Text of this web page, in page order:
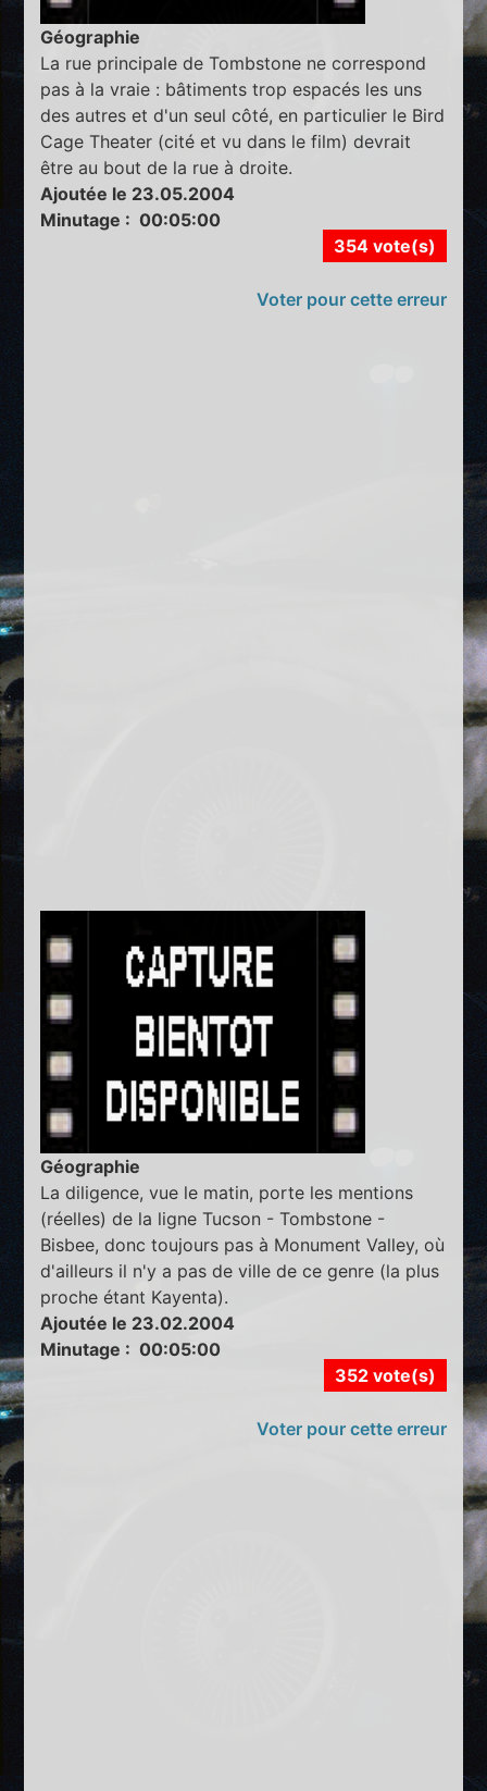
Géographie
La rue principale de Tombstone ne correspond
pas à la vraie : bâtiments trop espacés les uns
des autres et d'un seul côté, en particulier le Bird
Cage Theater (cité et vu dans le film) devrait
être au bout de la rue à droite.
Ajoutée le 23.05.2004
Minutage : 00:05:00
354 vote(s)
Voter pour cette erreur
Géographie
La diligence, vue le matin, porte les mentions
(réelles) de la ligne Tucson - Tombstone -
Bisbee, donc toujours pas à Monument Valley, où
d'ailleurs il n'y a pas de ville de ce genre (la plus
proche étant Kayenta).
Ajoutée le 23.02.2004
Minutage : 00:05:00
352 vote(s)
Voter pour cette erreur